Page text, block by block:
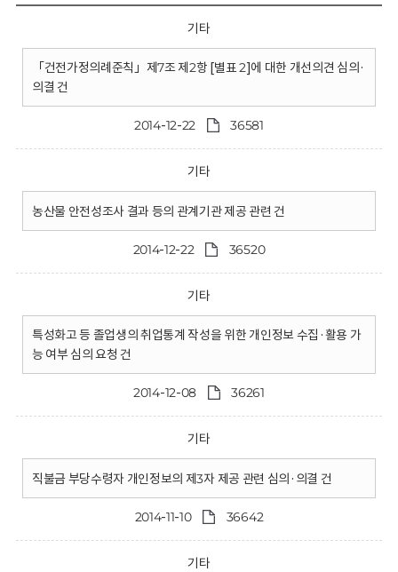
기타
「건전가정의례준칙」제7조 제2항 [별표 2]에 대한 개선의견 심의·
의결 건
2014-12-22 36581
기타
농산물 안전성조사 결과 등의 관계기관 제공 관련 건
2014-12-22 36520
기타
특성화고 등 졸업생의 취업통계 작성을 위한 개인정보 수집·활용 가
능 여부 심의 요청 건
2014-12-08 36261
기타
직불금 부당수령자 개인정보의 제3자 제공 관련 심의·의결 건
2014-11-10 36642
기타